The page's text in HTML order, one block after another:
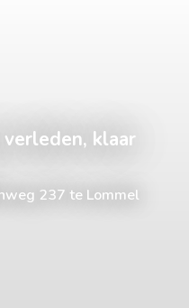
klaar
237 te Lommel